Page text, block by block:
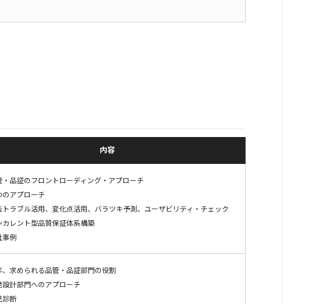
内容
・品証のフロントローディング・アプローチ
のアプローチ
ラブル活用、変化点活用、バラツキ予測、ユーザビリティ・チェック
カレント型品質保証体系構築
事例
、求められる品管・品証部門の役割
設計部門へのアプローチ
診断